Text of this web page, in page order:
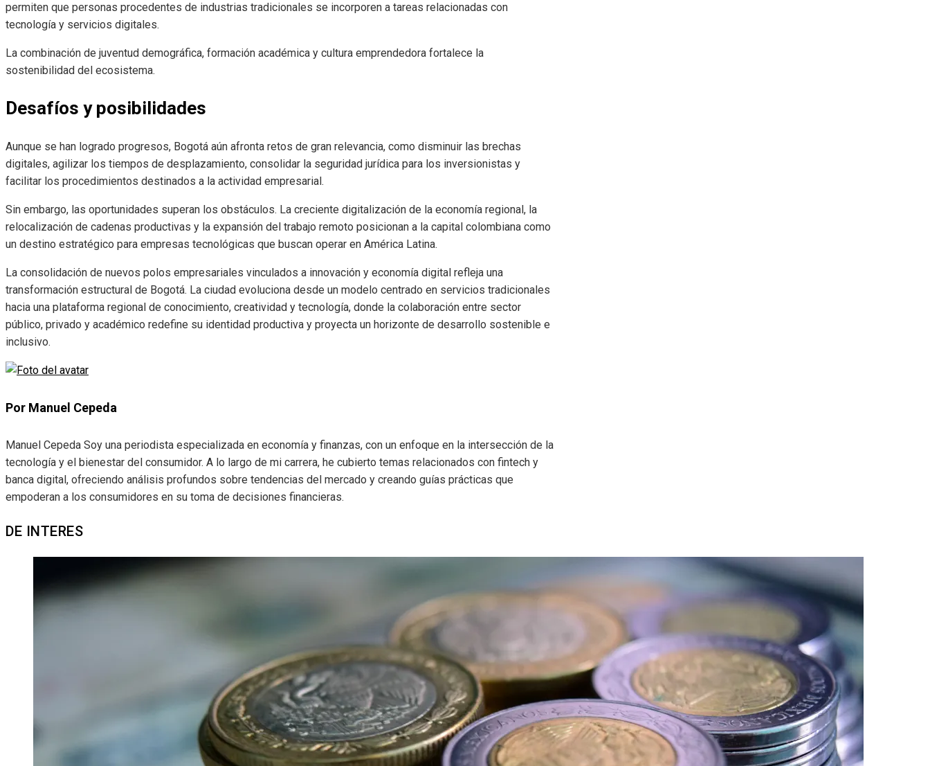
permiten que personas procedentes de industrias tradicionales se incorporen a tareas relacionadas con
tecnología y servicios digitales.
La combinación de juventud demográfica, formación académica y cultura emprendedora fortalece la
sostenibilidad del ecosistema.
Desafíos y posibilidades
Aunque se han logrado progresos, Bogotá aún afronta retos de gran relevancia, como disminuir las brechas
digitales, agilizar los tiempos de desplazamiento, consolidar la seguridad jurídica para los inversionistas y
facilitar los procedimientos destinados a la actividad empresarial.
Sin embargo, las oportunidades superan los obstáculos. La creciente digitalización de la economía regional, la
relocalización de cadenas productivas y la expansión del trabajo remoto posicionan a la capital colombiana como
un destino estratégico para empresas tecnológicas que buscan operar en América Latina.
La consolidación de nuevos polos empresariales vinculados a innovación y economía digital refleja una
transformación estructural de Bogotá. La ciudad evoluciona desde un modelo centrado en servicios tradicionales
hacia una plataforma regional de conocimiento, creatividad y tecnología, donde la colaboración entre sector
público, privado y académico redefine su identidad productiva y proyecta un horizonte de desarrollo sostenible e
inclusivo.
Por Manuel Cepeda
Manuel Cepeda Soy una periodista especializada en economía y finanzas, con un enfoque en la intersección de la
tecnología y el bienestar del consumidor. A lo largo de mi carrera, he cubierto temas relacionados con fintech y
banca digital, ofreciendo análisis profundos sobre tendencias del mercado y creando guías prácticas que
empoderan a los consumidores en su toma de decisiones financieras.
DE INTERES